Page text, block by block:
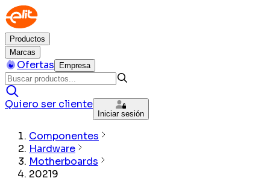
Productos
Marcas
Ofertas Empresa
Quiero ser cliente
Iniciar sesión
Componentes
Hardware
Motherboards
20219